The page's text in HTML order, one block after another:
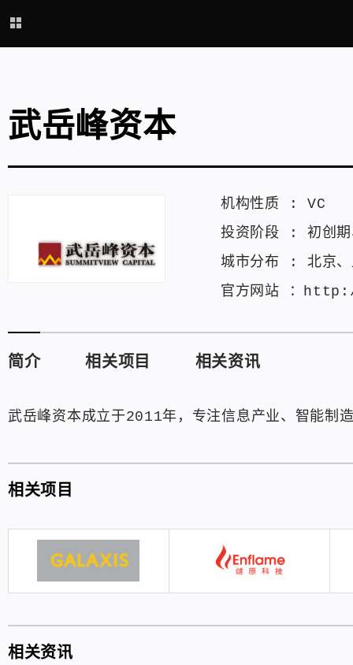
武岳峰资本
机构性质 : VC
投资阶段 : 初创期
城市分布 : 北京、
官方网站 ：
简介 相关项目 相关资讯
武岳峰资本成立于2011年，专注信息产业、智能制
相关项目
相关资讯